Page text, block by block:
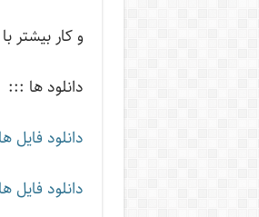
و کار بیشتر
دانلود ها :::
دانلود فایل ها
دانلود فایل